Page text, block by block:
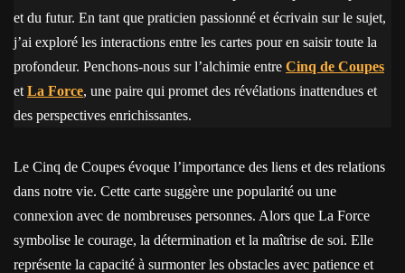
et du futur. En tant que praticien passionné et écrivain sur le sujet,
j’ai exploré les interactions entre les cartes pour en saisir toute la
profondeur. Penchons-nous sur l’alchimie entre Cinq de Coupes
et La Force, une paire qui promet des révélations inattendues et
des perspectives enrichissantes.
Le Cinq de Coupes évoque l’importance des liens et des relations
dans notre vie. Cette carte suggère une popularité ou une
connexion avec de nombreuses personnes. Alors que La Force
symbolise le courage, la détermination et la maîtrise de soi. Elle
représente la capacité à surmonter les obstacles avec patience et